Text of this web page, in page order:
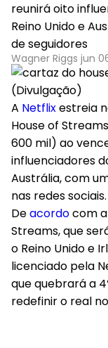
reunirá oito
Reino Unido e
de seguidores
Wagner Riggs jun
(Divulgação)
A Netflixestreia
House of
600 mil) ao
influenciadores
Austrália, com
nas redes sociais.
Deacordocom
Streams, que
o Reino Unido e
licenciado pela
que quebrará a
redefinir o real